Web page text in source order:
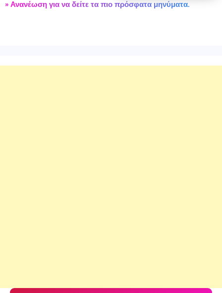
» Ανανέωση για να δείτε τα πιο πρόσφατα μηνύματα.